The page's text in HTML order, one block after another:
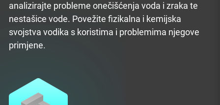
analizirajte probleme onečišćenja voda i zraka te
nestašice vode. Povežite fizikalna i kemijska
svojstva vodika s koristima i problemima njegove
primjene.